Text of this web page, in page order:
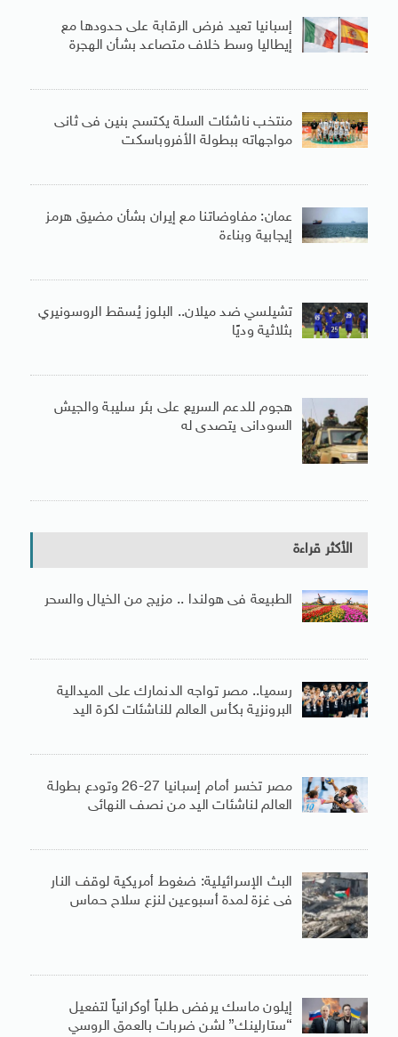
إسبانيا تعيد فرض الرقابة على حدودها مع
إيطاليا وسط خلاف متصاعد بشأن الهجرة
منتخب ناشئات السلة يكتسح بنين فى ثانى
مواجهاته ببطولة الأفروباسكت
عمان: مفاوضاتنا مع إيران بشأن مضيق هرمز
إيجابية وبناءة
تشيلسي ضد ميلان.. البلوز يُسقط الروسونيري
بثلاثية وديًا
هجوم للدعم السريع على بئر سليبة والجيش
السودانى يتصدى له
الأكثر قراءة
الطبيعة فى هولندا .. مزيج من الخيال والسحر
رسميا.. مصر تواجه الدنمارك على الميدالية
البرونزية بكأس العالم للناشئات لكرة اليد
مصر تخسر أمام إسبانيا 27-26 وتودع بطولة
العالم لناشئات اليد من نصف النهائى
البث الإسرائيلية: ضغوط أمريكية لوقف النار
فى غزة لمدة أسبوعين لنزع سلاح حماس
إيلون ماسك يرفض طلباً أوكرانياً لتفعيل
“ستارلينك” لشن ضربات بالعمق الروسي